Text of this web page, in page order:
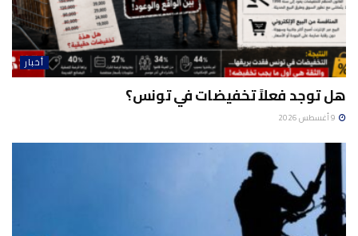
أخبار
هل توجد فعلاً تخفيضات في تونس؟